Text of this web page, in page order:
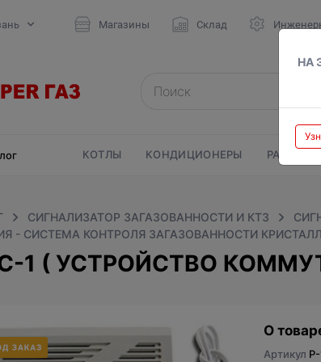
НА
Магазины Склад
КОТЛЫ КОНДИЦИОНЕРЫ
СИГНАЛИЗАТОР ЗАГАЗОВАННОСТИ И КТЗ
- СИСТЕМА КОНТРОЛЯ ЗАГАЗОВАННОСТИ
1 ( УСТРОЙСТВО
О
Артикул